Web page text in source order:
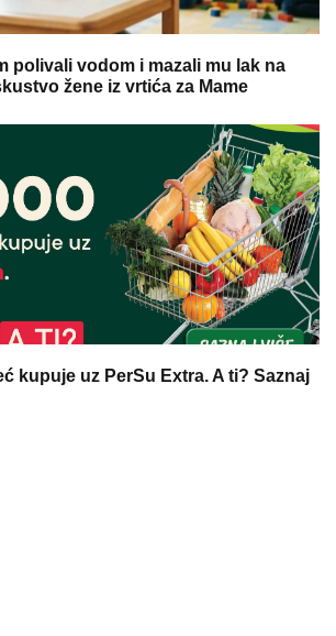
polivali vodom i mazali mu lak na
žene iz vrtića za Mame
kupuje uz PerSu Extra. A ti? Saznaj